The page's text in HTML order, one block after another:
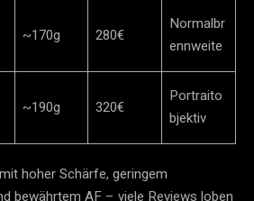
~170g 280€
Normalbr
ennweite
~190g 320€
Portraito
bjektiv
hoher Schärfe, geringem
bewährtem AF – viele Reviews loben